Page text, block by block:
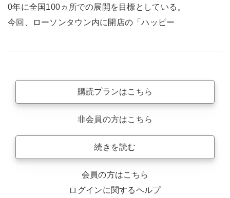
0年に全国100ヵ所での展開を目標としている。
今回、ローソンタウン内に開店の「ハッピー
購読プランはこちら
非会員の方はこちら
続きを読む
会員の方はこちら
ログインに関するヘルプ